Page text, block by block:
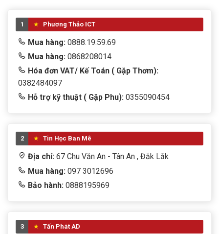
1 Phương Thảo ICT
Mua hàng: 0888.19.59.69
Mua hàng: 0868208014
Hóa đơn VAT/ Kế Toán ( Gặp Thơm):
0382484097
Hỗ trợ kỹ thuật ( Gặp Phu): 0355090454
2 Tin Học Ban Mê
Địa chỉ: 67 Chu Văn An - Tân An , Đắk Lắk
Mua hàng: 097 3012696
Bảo hành: 0888195969
3 Tấn Phát AD